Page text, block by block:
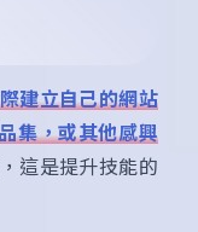
建立自己的網站
集，或其他感興
這是提升技能的